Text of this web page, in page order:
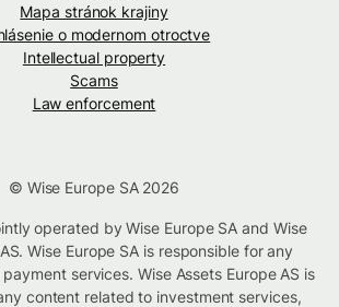
Mapa stránok krajiny
o modernom otroctve
Intellectual property
Scams
Law enforcement
© Wise Europe SA 2026
operated by Wise Europe SA and Wise
Wise Europe SA is responsible for any
services. Wise Assets Europe AS is
content related to investment services,